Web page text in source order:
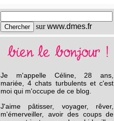
surwww.dmes.fr
Je m'appelle Céline, 28 ans,
mariée, 4 chats turbulents et c'est
moi qui m'occupe de ce blog.
J'aime pâtisser, voyager, rêver,
m'émerveiller, avoir des coups de